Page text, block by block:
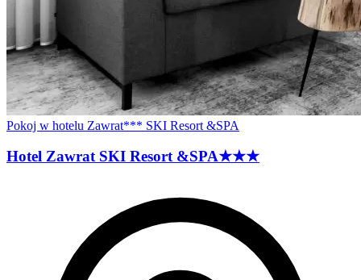
Pokoj w hotelu Zawrat*** SKI Resort &SPA
Hotel Zawrat SKI Resort &SPA★★★